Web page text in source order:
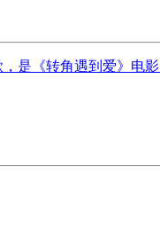
是《转角遇到爱》电